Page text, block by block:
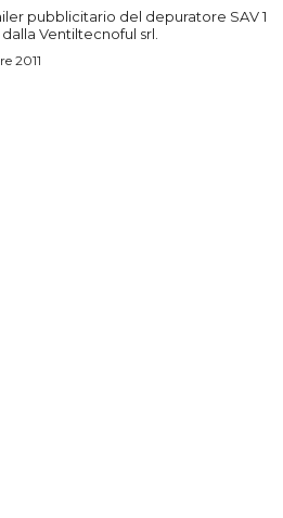
pubblicitario del depuratore SAV 1
2011